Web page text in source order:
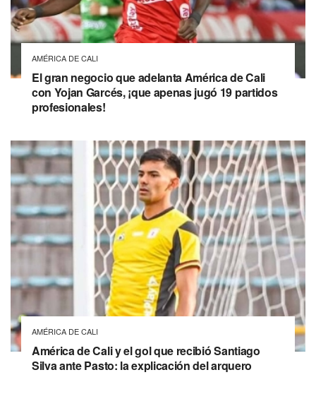
AMÉRICA DE CALI
El gran negocio que adelanta América de Cali
con Yojan Garcés, ¡que apenas jugó 19 partidos
profesionales!
AMÉRICA DE CALI
América de Cali y el gol que recibió Santiago
Silva ante Pasto: la explicación del arquero